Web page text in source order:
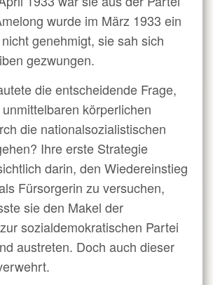
wurde im März 1933 ein
genehmigt, sie sah sich
gezwungen.
die entscheidende Frage,
körperlichen
die nationalsozialistischen
Ihre erste Strategie
darin, den Wiedereinstieg
Fürsorgerin zu versuchen,
sie den Makel der
sozialdemokratischen Partei
austreten. Doch auch dieser